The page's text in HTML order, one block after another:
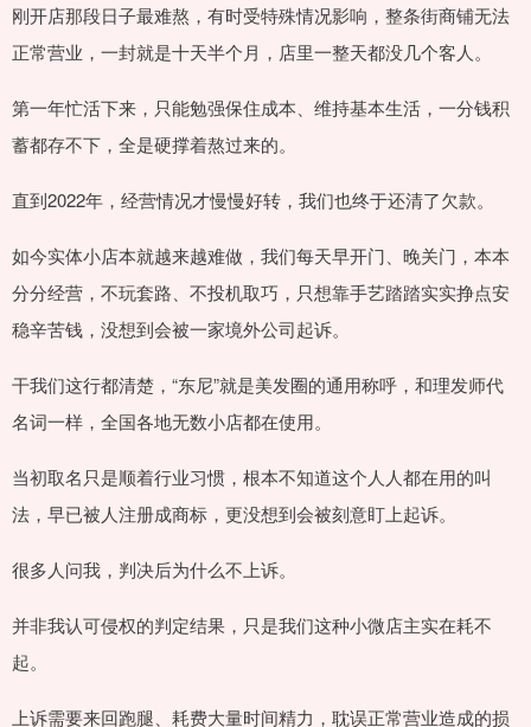
刚开店那段日子最难熬，有时受特殊情况影响，整条街商铺无法
正常营业，一封就是十天半个月，店里一整天都没几个客人。
第一年忙活下来，只能勉强保住成本、维持基本生活，一分钱积
蓄都存不下，全是硬撑着熬过来的。
直到2022年，经营情况才慢慢好转，我们也终于还清了欠款。
如今实体小店本就越来越难做，我们每天早开门、晚关门，本本
分分经营，不玩套路、不投机取巧，只想靠手艺踏踏实实挣点安
稳辛苦钱，没想到会被一家境外公司起诉。
干我们这行都清楚，“东尼”就是美发圈的通用称呼，和理发师代
名词一样，全国各地无数小店都在使用。
当初取名只是顺着行业习惯，根本不知道这个人人都在用的叫
法，早已被人注册成商标，更没想到会被刻意盯上起诉。
很多人问我，判决后为什么不上诉。
并非我认可侵权的判定结果，只是我们这种小微店主实在耗不
起。
上诉需要来回跑腿、耗费大量时间精力，耽误正常营业造成的损